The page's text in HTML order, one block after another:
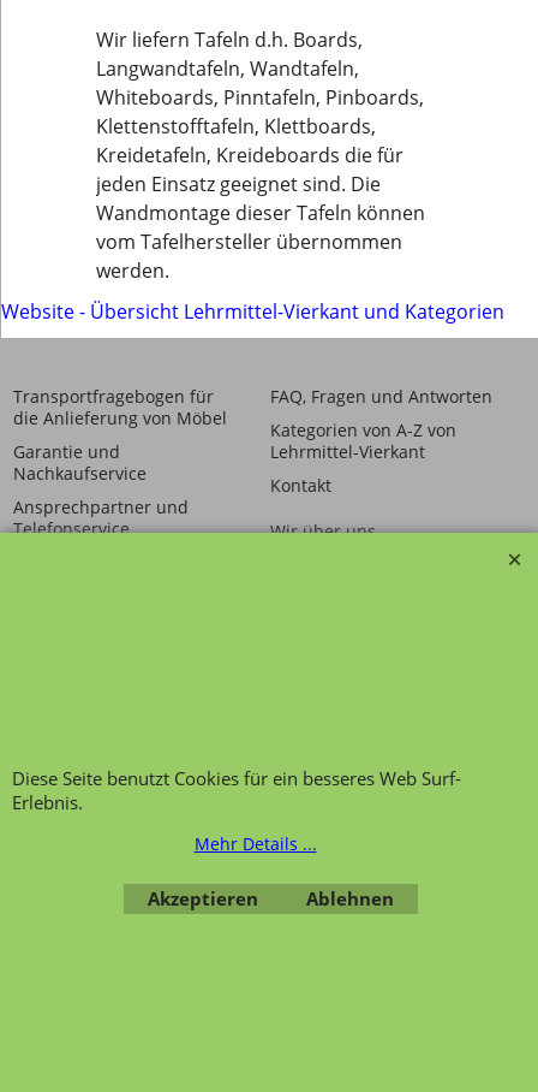
Wir liefern Tafeln d.h. Boards,
Langwandtafeln, Wandtafeln,
Whiteboards, Pinntafeln, Pinboards,
Klettenstofftafeln, Klettboards,
Kreidetafeln, Kreideboards die für
jeden Einsatz geeignet sind. Die
Wandmontage dieser Tafeln können
vom Tafelhersteller übernommen
werden.
Website - Übersicht Lehrmittel-Vierkant und Kategorien
Transportfragebogen für
die Anlieferung von Möbel
Garantie und
Nachkaufservice
Ansprechpartner und
Telefonservice
FAQ, Fragen und Antworten
Kategorien von A-Z von
Lehrmittel-Vierkant
Kontakt
Wir über uns
Datenschutz
Diese Seite benutzt Cookies für ein besseres Web Surf-
Erlebnis.
Mehr Details ...
Akzeptieren Ablehnen